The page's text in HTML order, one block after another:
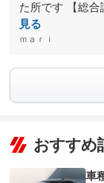
た所です 【総合
見る
ｍａｒｉ
おすすめ
車